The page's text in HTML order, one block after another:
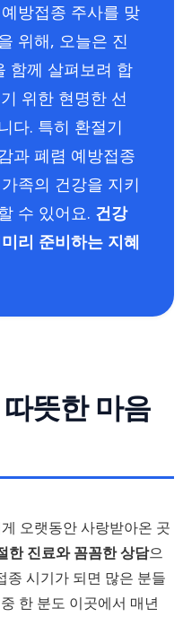
방접종 주사를 맞
위해, 오늘은 진
함께 살펴보려 합
위한 현명한 선
다. 특히 환절기
과 폐렴 예방접종
족의 건강을 지키
수 있어요. 건강
리 준비하는 지혜
뜻한 마음
오랫동안 사랑받아온 곳
한 진료와 꼼꼼한 상담으
종 시기가 되면 많은 분들
한 분도 이곳에서 매년